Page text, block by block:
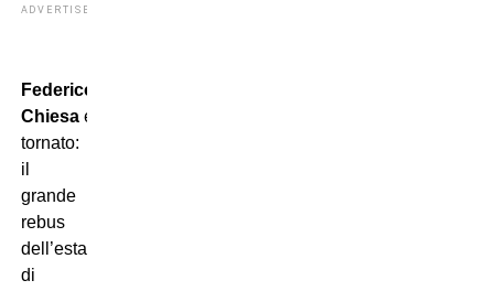
ADVERTISEMENT
Federico
Chiesaé
tornato:
il
grande
rebus
dell’estate
di